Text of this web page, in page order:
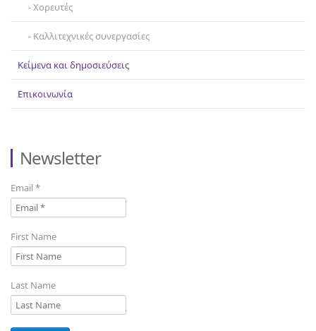
Χορευτές
Καλλιτεχνικές συνεργασίες
Κείμενα και δημοσιεύσεις
Επικοινωνία
Newsletter
Email*
First Name
Last Name